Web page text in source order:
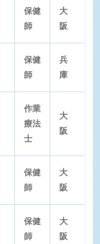
保健
師
大
阪
保健
師
兵
庫
作業
療法
士
大
阪
保健
師
大
阪
保健
師
大
阪